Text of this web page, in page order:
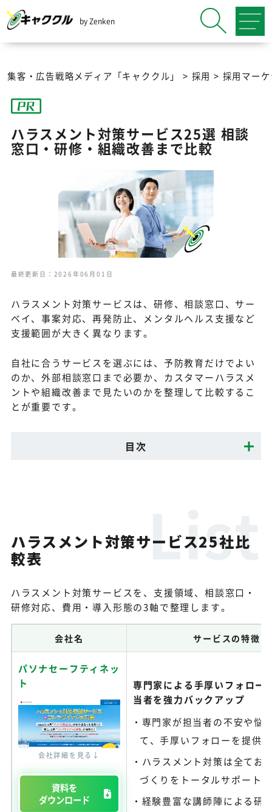
by Zenken
集客・広告戦略メディア「キャククル」 > 採用 > 採用マー
ハラスメント対策サービス25選 相談
窓口・研修・組織改善まで比較
最終更新日：2026年06月01日
ハラスメント対策サービスは、研修、相談窓口、サー
ベイ、事案対応、再発防止、メンタルヘルス支援など
支援範囲が大きく異なります。
自社に合うサービスを選ぶには、予防教育だけでよい
のか、外部相談窓口まで必要か、カスタマーハラスメ
ントや組織改善まで見たいのかを整理して比較するこ
とが重要です。
目次
ハラスメント対策サービス25社比
較表
ハラスメント対策サービスを、支援領域、相談窓口・
研修対応、費用・導入形態の3軸で整理します。
会社名 サービスの特徴
パソナセーフティネッ
ト
会社詳細を見る↓
資料を
ダウンロード
専門家による手厚いフォロー
当者を強力バックアップ
専門家が担当者の不安や悩
て、手厚いフォローを提供
ハラスメント対策は全てお
づくりをトータルサポート
経験豊富な講師陣による研